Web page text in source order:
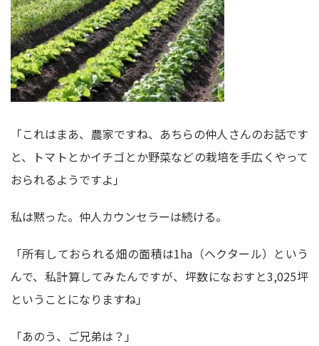
「これはまあ、農家ですね、あちらの仲人さんのお話です
と、トマトとかイチゴとか野菜などの栽培を手広くやって
おられるようですよ」
私は黙った。仲人カウンセラーは続ける。
「所有しておられる畑の面積は1ha（ヘクタール）という
んで、私計算してみたんですが、坪数になおすと3,025坪
ということになりますね」
「あのう、ご兄弟は？」